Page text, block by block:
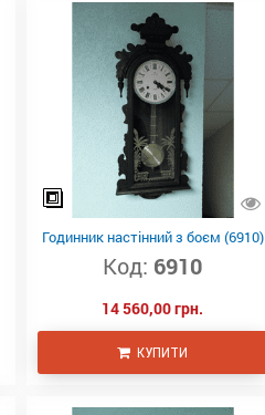
Годинник настінний з боєм (6910)
Код: 6910
14 560,00 грн.
КУПИТИ